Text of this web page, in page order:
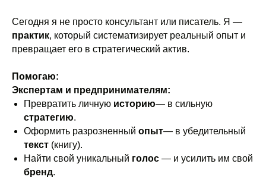
Сегодня я не просто консультант или писатель. Я —
практик, который систематизирует реальный опыт и
превращает его в стратегический актив.
Помогаю:
Экспертам и предпринимателям:
Превратить личную историю— в сильную
стратегию.
Оформить разрозненный опыт— в убедительный
текст (книгу).
Найти свой уникальный голос — и усилить им свой
бренд.